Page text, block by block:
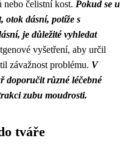
nebo čelistní kost. Pokud se u
otok dásní, potíže s
je důležité vyhledat
vyšetření, aby určil
závažnost problému. V
doporučit různé léčebné
zubu moudrosti.
tváře